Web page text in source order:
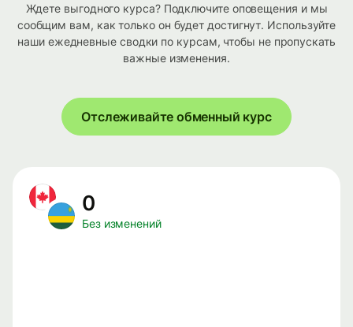
Ждете выгодного курса? Подключите оповещения и мы
сообщим вам, как только он будет достигнут. Используйте
наши ежедневные сводки по курсам, чтобы не пропускать
важные изменения.
Отслеживайте обменный курс
0
Без изменений